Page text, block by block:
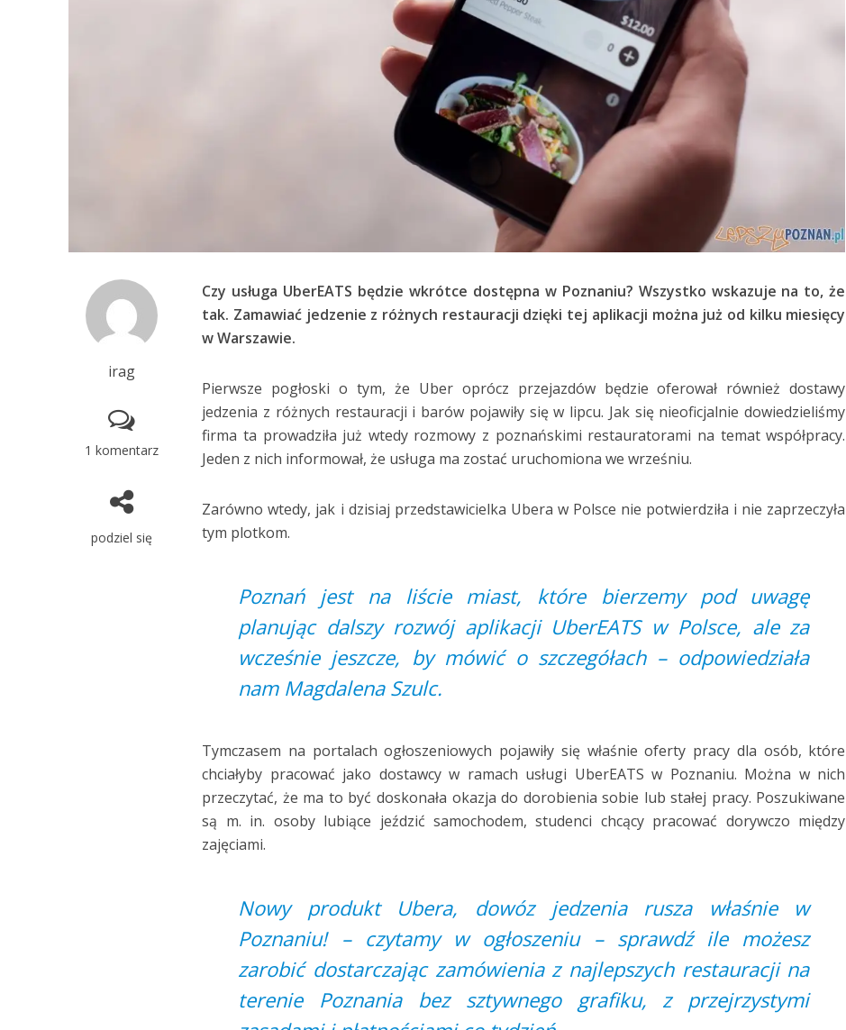
irag
1 komentarz
podziel się
Czy usługa UberEATS będzie wkrótce dostępna w Poznaniu? Wszystko wskazuje na to, że
tak. Zamawiać jedzenie z różnych restauracji dzięki tej aplikacji można już od kilku miesięcy
w Warszawie.
Pierwsze pogłoski o tym, że Uber oprócz przejazdów będzie oferował również dostawy
jedzenia z różnych restauracji i barów pojawiły się w lipcu. Jak się nieoficjalnie dowiedzieliśmy
firma ta prowadziła już wtedy rozmowy z poznańskimi restauratorami na temat współpracy.
Jeden z nich informował, że usługa ma zostać uruchomiona we wrześniu.
Zarówno wtedy, jak i dzisiaj przedstawicielka Ubera w Polsce nie potwierdziła i nie zaprzeczyła
tym plotkom.
Poznań jest na liście miast, które bierzemy pod uwagę
planując dalszy rozwój aplikacji UberEATS w Polsce, ale za
wcześnie jeszcze, by mówić o szczegółach – odpowiedziała
nam Magdalena Szulc.
Tymczasem na portalach ogłoszeniowych pojawiły się właśnie oferty pracy dla osób, które
chciałyby pracować jako dostawcy w ramach usługi UberEATS w Poznaniu. Można w nich
przeczytać, że ma to być doskonała okazja do dorobienia sobie lub stałej pracy. Poszukiwane
są m. in. osoby lubiące jeździć samochodem, studenci chcący pracować dorywczo między
zajęciami.
Nowy produkt Ubera, dowóz jedzenia rusza właśnie w
Poznaniu! – czytamy w ogłoszeniu – sprawdź ile możesz
zarobić dostarczając zamówienia z najlepszych restauracji na
terenie Poznania bez sztywnego grafiku, z przejrzystymi